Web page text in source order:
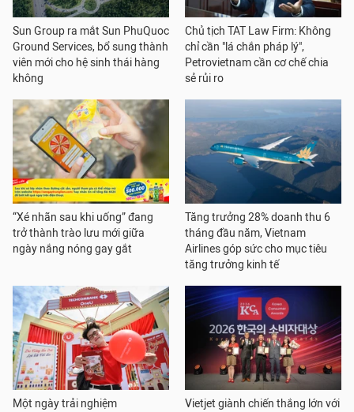
Sun Group ra mắt Sun PhuQuoc
Ground Services, bổ sung thành
viên mới cho hệ sinh thái hàng
không
Chủ tịch TAT Law Firm: Không
chỉ cần "lá chắn pháp lý",
Petrovietnam cần cơ chế chia
sẻ rủi ro
“Xé nhãn sau khi uống” đang
trở thành trào lưu mới giữa
ngày nắng nóng gay gắt
Tăng trưởng 28% doanh thu 6
tháng đầu năm, Vietnam
Airlines góp sức cho mục tiêu
tăng trưởng kinh tế
Một ngày trải nghiệm
Vietjet giành chiến thắng lớn với